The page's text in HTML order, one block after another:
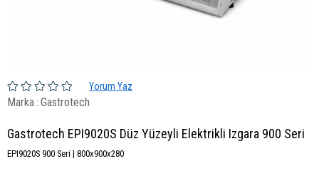
Yorum Yaz
Marka: Gastrotech
Gastrotech EPI9020S Düz Yüzeyli Elektrikli Izgara 900 Seri
EPI9020S 900 Seri | 800x900x280